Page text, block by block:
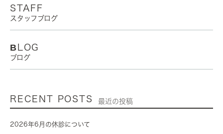
STAFF
スタッフブログ
BLOG
ブログ
RECENT POSTS 最近の投稿
2026年6月の休診について